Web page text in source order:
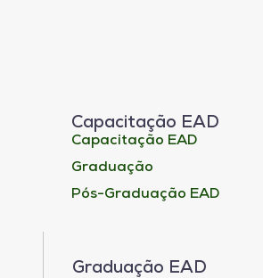
Capacitação EAD
Capacitação EAD
Graduação
Pós-Graduação EAD
Graduação EAD